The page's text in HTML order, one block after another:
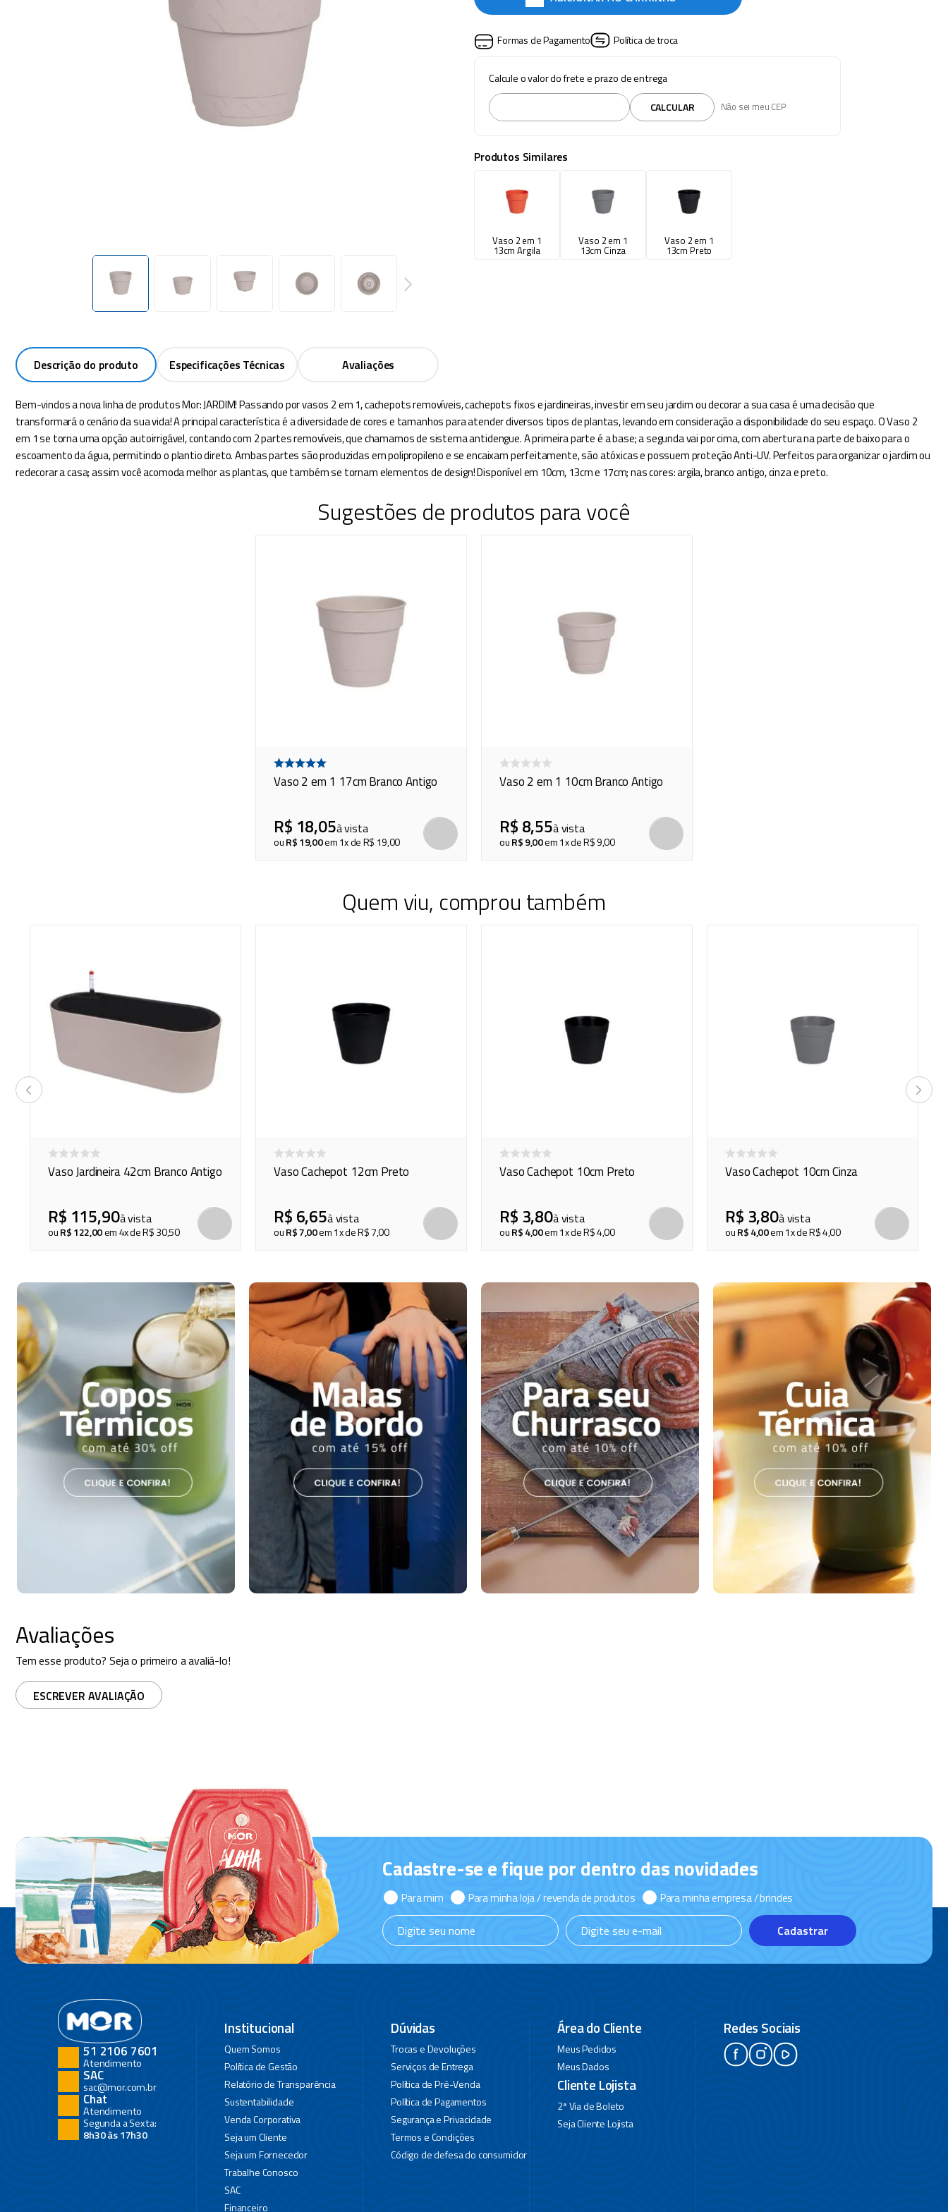
Formas de Pagamento Política de troca
Calcule o valor do frete e prazo de entrega
Não sei meu CEP
CALCULAR
Produtos Similares
Vaso 2 em 1
13cm Argila
Vaso 2 em 1
13cm Cinza
Vaso 2 em 1
13cm Preto
Descrição do produto Especificações Técnicas Avaliações
Bem-vindos a nova linha de produtos Mor: JARDIM! Passando por vasos 2 em 1, cachepots removíveis, cachepots fixos e jardineiras, investir em seu jardim ou decorar a sua casa é uma decisão que
transformará o cenário da sua vida! A principal característica é a diversidade de cores e tamanhos para atender diversos tipos de plantas, levando em consideração a disponibilidade do seu espaço. O Vaso 2
em 1 se torna uma opção autoirrigável, contando com 2 partes removíveis, que chamamos de sistema antidengue. A primeira parte é a base; a segunda vai por cima, com abertura na parte de baixo para o
escoamento da água, permitindo o plantio direto. Ambas partes são produzidas em polipropileno e se encaixam perfeitamente, são atóxicas e possuem proteção Anti-UV. Perfeitos para organizar o jardim ou
redecorar a casa; assim você acomoda melhor as plantas, que também se tornam elementos de design! Disponível em 10cm, 13cm e 17cm; nas cores: argila, branco antigo, cinza e preto.
Sugestões de produtos para você
Vaso 2 em 1 17cm Branco Antigo
R$ 18,05à vista
ouR$19,00em1x deR$ 19,00
Vaso 2 em 1 10cm Branco Antigo
R$ 8,55à vista
ouR$9,00em1x deR$9,00
Quem viu, comprou também
COMPRAR COMPRAR COMPRAR
Vaso Jardineira 42cm Branco Antigo
R$ 115,90à vista
ouR$122,00em4x deR$30,50
COMPRAR
Vaso Cachepot 12cm Preto
R$ 6,65à vista
ouR$7,00em1x deR$7,00
Vaso Cachepot 10cm Preto
R$ 3,80à vista
ouR$4,00em1x deR$4,00
Vaso Cachepot 10cm Cinza
R$ 3,80à vista
ouR$4,00em1x deR$4,00
Avaliações
Tem esse produto? Seja o primeiro a avaliá-lo!
ESCREVER AVALIAÇÃO
Cadastre-se e fique por dentro das novidades
Para mim Para minha loja / revenda de produtos Para minha empresa / brindes
Cadastrar
51 2106 7601
Atendimento
SAC
sac@mor.com.br
Chat
Atendimento
Segunda a Sexta:
8h30 às 17h30
Institucional
Quem Somos
Política de Gestão
Relatório de Transparência
Sustentabilidade
Venda Corporativa
Seja um Cliente
Seja um Fornecedor
Trabalhe Conosco
SAC
Financeiro
Dúvidas
Trocas e Devoluções
Serviços de Entrega
Política de Pré-Venda
Política de Pagamentos
Segurança e Privacidade
Termos e Condições
Código de defesa do consumidor
Área do Cliente
Meus Pedidos
Meus Dados
Cliente Lojista
2ª Via de Boleto
Seja Cliente Lojista
Redes Sociais